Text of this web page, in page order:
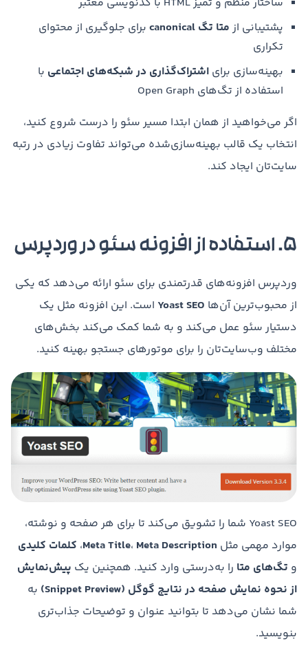
پشتیبانی از متا تگ
برای جلوگیری از محتوای
تکراری
بهینه‌سازی برای اشتراک‌گذاری در شبکه‌های اجتماعی با
استفاده از تگ‌های Open Graph
اگر می‌خواهید از همان ابتدا مسیر سئو را درست شروع کنید،
انتخاب یک قالب بهینه‌سازی‌شده می‌تواند تفاوت زیادی در رتبه
سایت‌تان ایجاد کند.
۵. استفاده از افزونه سئو در وردپرس
وردپرس افزونه‌های قدرتمندی برای سئو ارائه می‌دهد که یکی
از محبوب‌ترین آن‌ها Yoast SEO است. این افزونه مثل یک
دستیار سئو عمل می‌کند و به شما کمک می‌کند بخش‌های
مختلف وب‌سایت‌تان را برای موتورهای جستجو بهینه کنید.
Yoast SEO شما را تشویق می‌کند تا برای هر صفحه و نوشته،
موارد مهمی مثل
Meta Title، Meta Description ، کلمات کلیدی
و تگ‌های متا را به‌درستی وارد کنید. همچنین یک پیش‌نمایش
از نحوه نمایش صفحه در نتایج گوگل (Snippet Preview)
به
شما نشان می‌دهد تا بتوانید عنوان و توضیحات جذاب‌تری
بنویسید.